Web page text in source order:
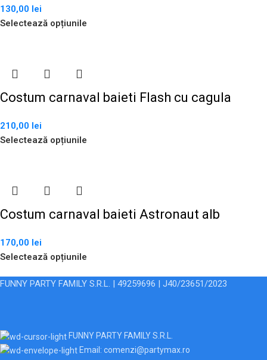
130,00 lei
Selectează opțiunile
Costum carnaval baieti Flash cu cagula
210,00 lei
Selectează opțiunile
Costum carnaval baieti Astronaut alb
170,00 lei
Selectează opțiunile
FUNNY PARTY FAMILY S.R.L. | 49259696 | J40/23651/2023
FUNNY PARTY FAMILY S.R.L.
Email: comenzi@partymax.ro